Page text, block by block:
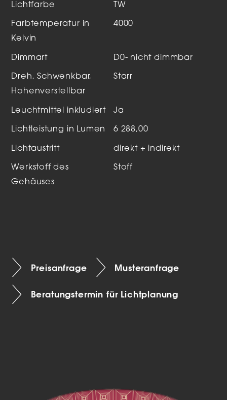
Lichtfarbe TW
Farbtemperatur in
Kelvin
4000
Dimmart D0- nicht dimmbar
Dreh, Schwenkbar,
Hohenverstellbar
Starr
Leuchtmittel inkludiert Ja
Lichtleistung in Lumen 6 288,00
Lichtaustritt direkt + indirekt
Werkstoff des
Gehäuses
Stoff
Preisanfrage Musteranfrage
Beratungstermin für Lichtplanung